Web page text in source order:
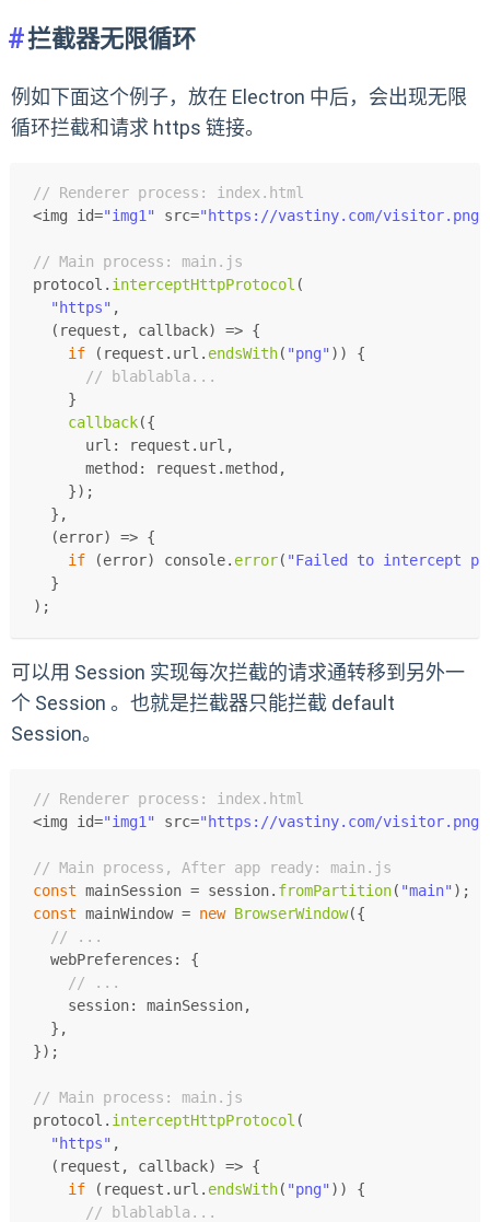
拦截器无限循环
例如下面这个例子，放在 Electron 中后，会出现无限
循环拦截和请求 https 链接。
// Renderer process: index.html
<img id="img1" src="https://vastiny.com/visitor.png"
// Main process: main.js
protocol. interceptHttpProtocol (
"https" ,
( request, callback) => {
if (request. url . endsWith( "png" )) {
// blablabla...
    }
callback({
url : request. url ,
method : request.method ,
    });
  },
(error) => {
if (error) console. error( "Failed to intercept
  }
);
可以用 Session 实现每次拦截的请求通转移到另外一
个 Session 。也就是拦截器只能拦截 default
Session。
// Renderer process: index.html
<img id="img1" src="https://vastiny.com/visitor.png"
// Main process, After app ready: main.js
const mainSession = session. fromPartition( "main" );
const mainWindow = new BrowserWindow({
// ...
webPreferences : {
// ...
session: mainSession,
  },
});
// Main process: main.js
protocol. interceptHttpProtocol (
"https" ,
( request, callback) => {
if (request. url . endsWith( "png" )) {
// blablabla...